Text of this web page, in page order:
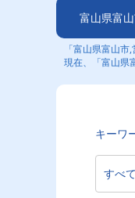
富山県富
「富山県富山
現在、「富山県
キーワ